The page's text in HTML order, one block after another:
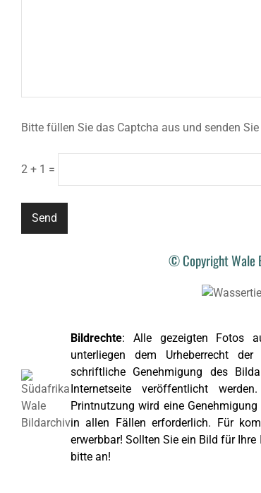
Bitte füllen Sie das Captcha aus und senden Sie
2 + 1 =
© Copyright Wale
Bildrechte: Alle gezeigten Fotos
unterliegen dem Urheberrecht
schriftliche Genehmigung des
Internetseite veröffentlicht
Printnutzung wird eine
in allen Fällen erforderlich. Für
erwerbbar! Sollten Sie ein Bild für
bitte an!